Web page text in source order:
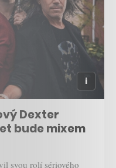
Dexter
bude mixem
svou rolí sériového